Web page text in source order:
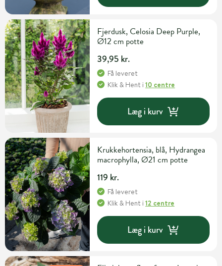
Fjerdusk, Celosia Deep Purple,
Ø12 cm potte
39,95 kr.
Få leveret
Klik & Hent i10 centre
Læg i kurv
Krukkehortensia, blå, Hydrangea
macrophylla, Ø21 cm potte
119 kr.
Få leveret
Klik & Hent i12 centre
Læg i kurv